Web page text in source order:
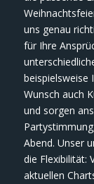
uns genau
für Ihre
beispielsweise
Wunsch auch
und sorgen
Abend. Unser
die Flexibilität:
aktuellen